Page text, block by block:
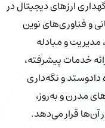
ارزهای دیجیتال در
و فناوری‌های نوین
و مبادله
خدمات پیشرفته،
و نگه‌داری
مدرن و به‌روز،
آن‌ها قرار می‌دهد.